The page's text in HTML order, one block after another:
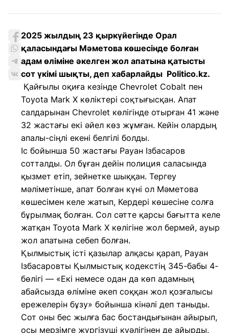
2025 жылдың 23 қыркүйегінде Орал
қаласындағы Мәметова көшесінде болған
адам өліміне әкелген жол апатына қатысты
сот үкімі шықты, деп хабарлайды Politico.kz.
Қайғылы оқиға кезінде Chevrolet Cobalt пен
Toyota Mark X көліктері соқтығысқан. Апат
салдарынан Chevrolet көлігінде отырған 41 және
32 жастағы екі әйел көз жұмған. Кейін олардың
апалы-сіңлі екені белгілі болды.
Іс бойынша 50 жастағы Рауан Ізбасаров
сотталды. Ол бұған дейін полиция саласында
қызмет етіп, зейнетке шыққан. Тергеу
мәліметінше, апат болған күні ол Мәметова
көшесімен келе жатып, Кердері көшесіне солға
бұрылмақ болған. Сол сәтте қарсы бағытта келе
жатқан Toyota Mark X көлігіне жол бермей, ауыр
жол апатына себеп болған.
Қылмыстық істі қазылар алқасы қарап, Рауан
Ізбасаровты Қылмыстық кодекстің 345-бабы 4-
бөлігі — «Екі немесе одан да көп адамның
абайсызда өліміне әкеп соққан жол қозғалысы
ережелерін бұзу» бойынша кінәлі деп таныды.
Сот оны бес жылға бас бостандығынан айырып,
осы мерзімге жүргізуші куәлігінен де айырды.